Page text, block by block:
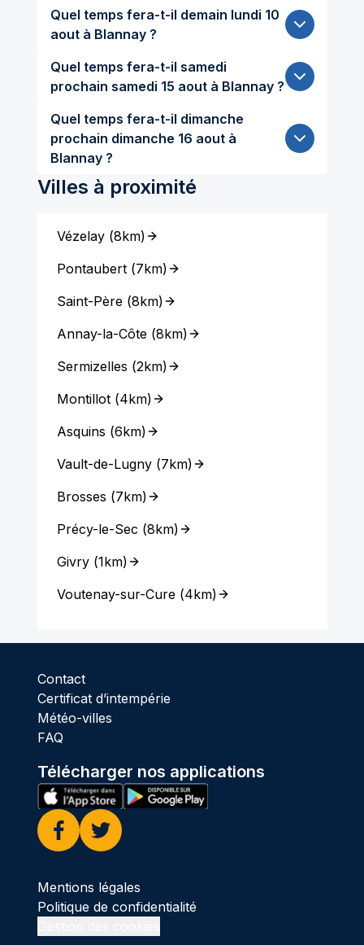
Quel temps fera-t-il demain lundi 10
aout à Blannay ?
Quel temps fera-t-il samedi
prochain samedi 15 aout à Blannay ?
Quel temps fera-t-il dimanche
prochain dimanche 16 aout à
Blannay ?
Villes à proximité
Vézelay(8km)
Pontaubert(7km)
Saint-Père(8km)
Annay-la-Côte(8km)
Sermizelles (2km)
Montillot(4km)
Asquins (6km)
Vault-de-Lugny(7km)
Brosses (7km)
Précy-le-Sec (8km)
Givry(1km)
Voutenay-sur-Cure(4km)
Contact
Certificat d’intempérie
Météo-villes
FAQ
Télécharger nos applications
Facebook
Twitter
Mentions légales
Politique de confidentialité